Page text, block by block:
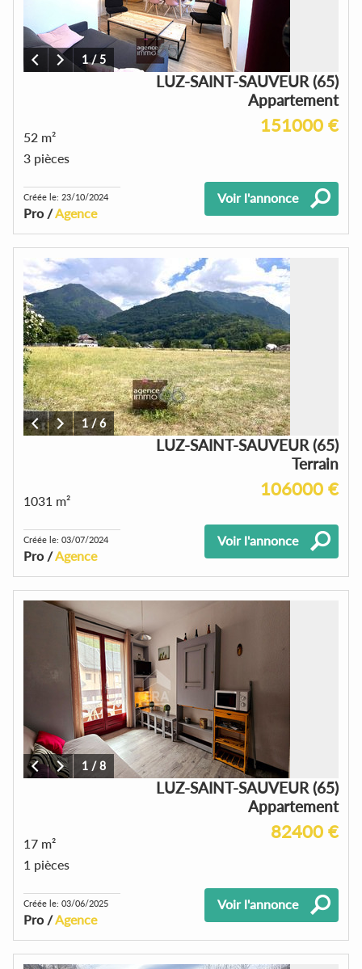
1/5
LUZ-SAINT-SAUVEUR (65)
Appartement
151000 €
52 m²
3 pièces
Créée le: 23/10/2024
Pro /Agence
Voir l'annonce
1/6
LUZ-SAINT-SAUVEUR (65)
Terrain
106000 €
1031 m²
Créée le: 03/07/2024
Pro /Agence
Voir l'annonce
1 /8
LUZ-SAINT-SAUVEUR (65)
Appartement
82400 €
17 m²
1 pièces
Créée le: 03/06/2025
Pro /Agence
Voir l'annonce